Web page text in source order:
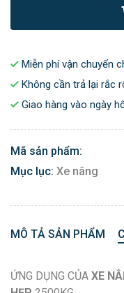
Miễn phí vận chuyển
Không cần trả lại rắc
Giao hàng vào ngày
Mã sản phẩm:
Mục lục: Xe nâng
MÔ TẢ SẢN PHẨM
ỨNG DỤNG CỦA XE